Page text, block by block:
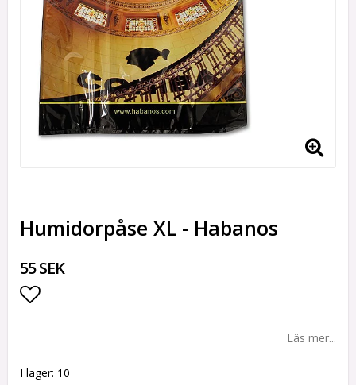
Humidorpåse XL - Habanos
55 SEK
Läs mer...
I lager: 10